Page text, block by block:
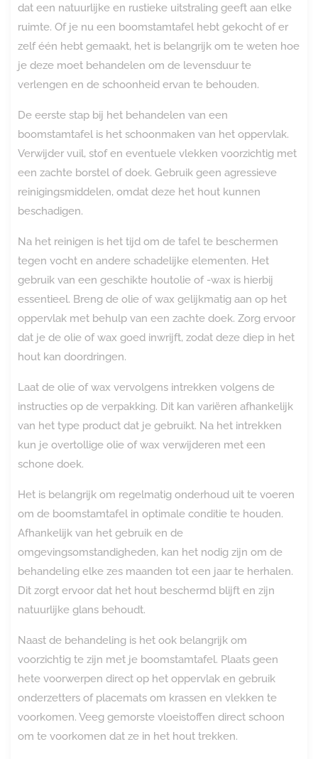
dat een natuurlijke en rustieke uitstraling geeft aan elke
ruimte. Of je nu een boomstamtafel hebt gekocht of er
zelf één hebt gemaakt, het is belangrijk om te weten hoe
je deze moet behandelen om de levensduur te
verlengen en de schoonheid ervan te behouden.
De eerste stap bij het behandelen van een
boomstamtafel is het schoonmaken van het oppervlak.
Verwijder vuil, stof en eventuele vlekken voorzichtig met
een zachte borstel of doek. Gebruik geen agressieve
reinigingsmiddelen, omdat deze het hout kunnen
beschadigen.
Na het reinigen is het tijd om de tafel te beschermen
tegen vocht en andere schadelijke elementen. Het
gebruik van een geschikte houtolie of -wax is hierbij
essentieel. Breng de olie of wax gelijkmatig aan op het
oppervlak met behulp van een zachte doek. Zorg ervoor
dat je de olie of wax goed inwrijft, zodat deze diep in het
hout kan doordringen.
Laat de olie of wax vervolgens intrekken volgens de
instructies op de verpakking. Dit kan variëren afhankelijk
van het type product dat je gebruikt. Na het intrekken
kun je overtollige olie of wax verwijderen met een
schone doek.
Het is belangrijk om regelmatig onderhoud uit te voeren
om de boomstamtafel in optimale conditie te houden.
Afhankelijk van het gebruik en de
omgevingsomstandigheden, kan het nodig zijn om de
behandeling elke zes maanden tot een jaar te herhalen.
Dit zorgt ervoor dat het hout beschermd blijft en zijn
natuurlijke glans behoudt.
Naast de behandeling is het ook belangrijk om
voorzichtig te zijn met je boomstamtafel. Plaats geen
hete voorwerpen direct op het oppervlak en gebruik
onderzetters of placemats om krassen en vlekken te
voorkomen. Veeg gemorste vloeistoffen direct schoon
om te voorkomen dat ze in het hout trekken.